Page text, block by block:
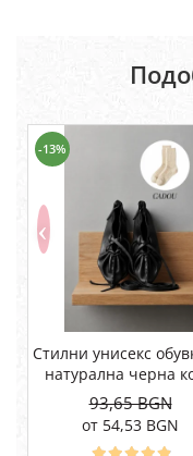
-13%
Стилни унисекс
натурална черна
93,65 BGN
от 54,53 BGN